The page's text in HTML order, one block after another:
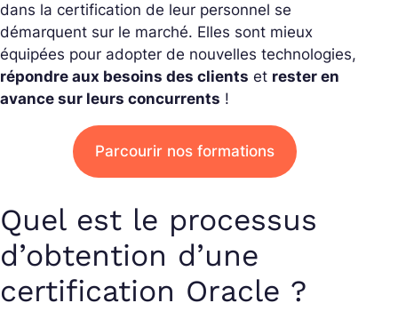
dans la certification de leur personnel se
démarquent sur le marché. Elles sont mieux
équipées pour adopter de nouvelles technologies,
répondre aux besoins des clients et rester en
avance sur leurs concurrents !
Parcourir nos formations
Quel est le processus
d’obtention d’une
certification Oracle ?